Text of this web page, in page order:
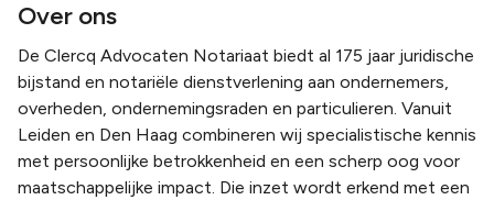
Over ons
De Clercq Advocaten Notariaat biedt al 175 jaar juridische
bijstand en notariële dienstverlening aan ondernemers,
overheden, ondernemingsraden en particulieren. Vanuit
Leiden en Den Haag combineren wij specialistische kennis
met persoonlijke betrokkenheid en een scherp oog voor
maatschappelijke impact. Die inzet wordt erkend met een